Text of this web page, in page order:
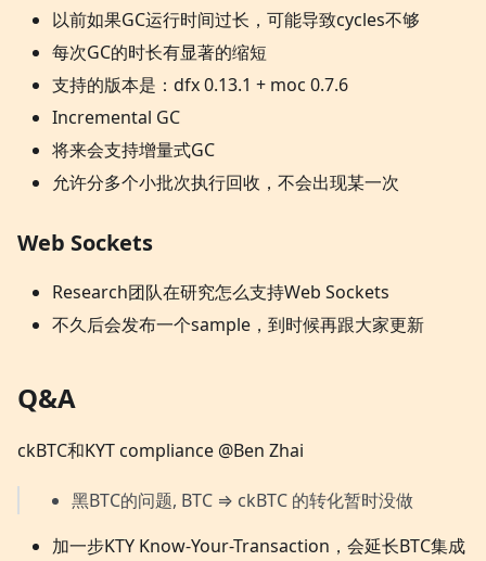
以前如果GC运行时间过长，可能导致cycles不够
每次GC的时长有显著的缩短
支持的版本是：dfx 0.13.1 + moc 0.7.6
Incremental GC
将来会支持增量式GC
允许分多个小批次执行回收，不会出现某一次
Web Sockets
Research团队在研究怎么支持Web Sockets
不久后会发布一个sample，到时候再跟大家更新
Q&A
ckBTC和KYT compliance @Ben Zhai
黑BTC的问题, BTC ⇒ ckBTC 的转化暂时没做
加一步KTY Know-Your-Transaction，会延长BTC集成